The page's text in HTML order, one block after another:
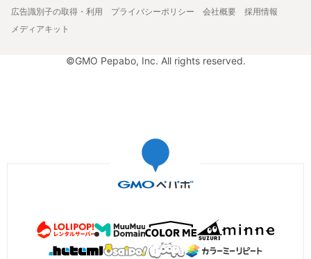
広告識別子の取得・利用
プライバシーポリシー 会社概要
採用情報
メディアキット
©GMO Pepabo, Inc. All rights reserved.